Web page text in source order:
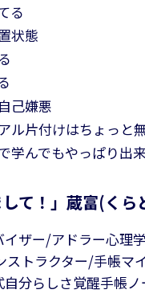
る
状態
己嫌悪
ル片付けはちょっと
学んでもやっぱり出
して！」蔵富(くら
イザー/アドラー心理
トラクター/手帳マ
自分らしさ覚醒手帳